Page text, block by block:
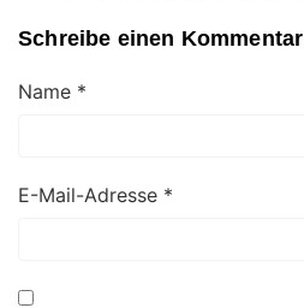
Schreibe einen Kommentar
Name *
E-Mail-Adresse *